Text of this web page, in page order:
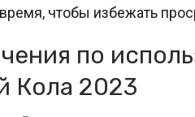
чтобы избежать
по
Кола 2023